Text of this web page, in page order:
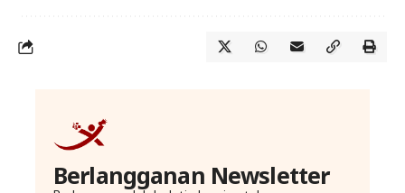
Berlangganan Newsletter